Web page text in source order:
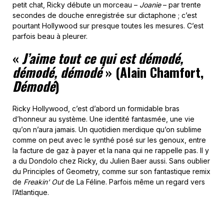
petit chat, Ricky débute un morceau – Joanie– par trente
secondes de douche enregistrée sur dictaphone ; c’est
pourtant Hollywood sur presque toutes les mesures. C’est
parfois beau à pleurer.
«J’aime tout ce qui est démodé,
démodé, démodé» (Alain Chamfort,
Démodé)
Ricky Hollywood, c’est d’abord un formidable bras
d’honneur au système. Une identité fantasmée, une vie
qu’on n’aura jamais. Un quotidien merdique qu’on sublime
comme on peut avec le synthé posé sur les genoux, entre
la facture de gaz à payer et la nana qui ne rappelle pas. Il y
a du Dondolo chez Ricky, du Julien Baer aussi. Sans oublier
du Principles of Geometry, comme sur son fantastique remix
de Freakin’ Outde La Féline. Parfois même un regard vers
l’Atlantique.